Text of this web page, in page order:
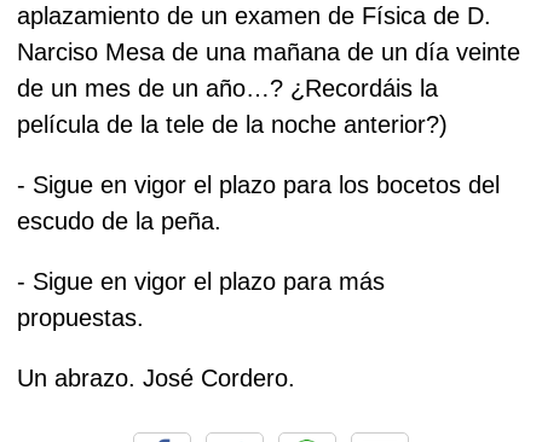
aplazamiento de un examen de Física de D.
Narciso Mesa de una mañana de un día veinte
de un mes de un año…? ¿Recordáis la
película de la tele de la noche anterior?)
- Sigue en vigor el plazo para los bocetos del
escudo de la peña.
- Sigue en vigor el plazo para más
propuestas.
Un abrazo. José Cordero.